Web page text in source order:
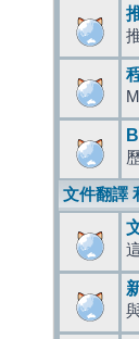
文件翻譯